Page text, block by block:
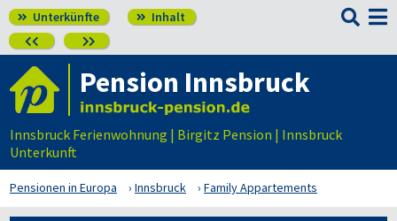
 Unterkünfte  Inhalt
 

Pension Innsbruck
Innsbruck Ferienwohnung | Birgitz Pension | Innsbruck
Unterkunft
Pensionen in Europa Innsbruck Family Appartements